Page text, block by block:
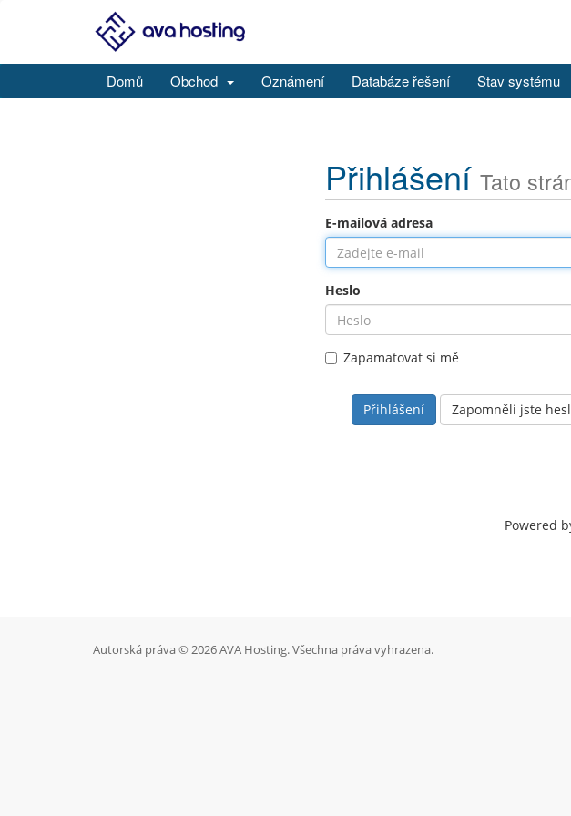
Domů Obchod Oznámení Databáze řešení Stav systému
Přihlášení Tato
E-mailová adresa
Heslo
Zapamatovat si mě
Zapomněli jste
Powered
Autorská práva © 2026 AVA Hosting. Všechna práva vyhrazena.